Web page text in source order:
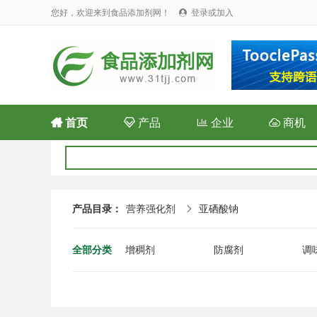
您好，欢迎来到食品添加剂网！  登录或加入
首页 产品 企业  商机
产品目录： 营养强化剂  亚硒酸钠
全部分类 增稠剂 防腐剂 调